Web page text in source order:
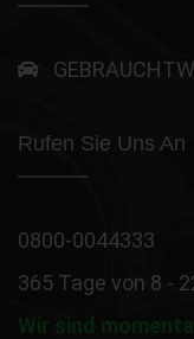
Rufen Sie Uns An
0800-0044333
365 Tage von 8 -
Wir sind